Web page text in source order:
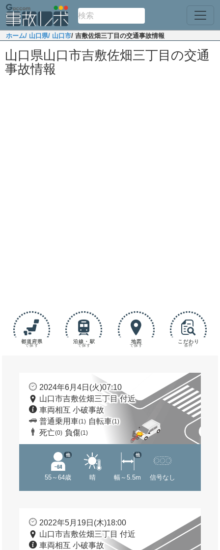
ホーム/ 山口県/ 山口市/ 吉敷佐畑三丁目の交通事故情報
山口県山口市吉敷佐畑三丁目の交通
事故情報
都道府県
で探す
沿線・駅
で探す
地図
で探す
こだわり
条件
2024年6月4日(火)07:10
山口市吉敷佐畑三丁目 付近
車両相互 小破事故
普通乗用車(1) 自転車(1)
死亡(0) 負傷(1)
55～64歳
他
晴 幅～5.5m
他
信号なし
2022年5月19日(木)18:00
山口市吉敷佐畑三丁目 付近
車両相互 小破事故